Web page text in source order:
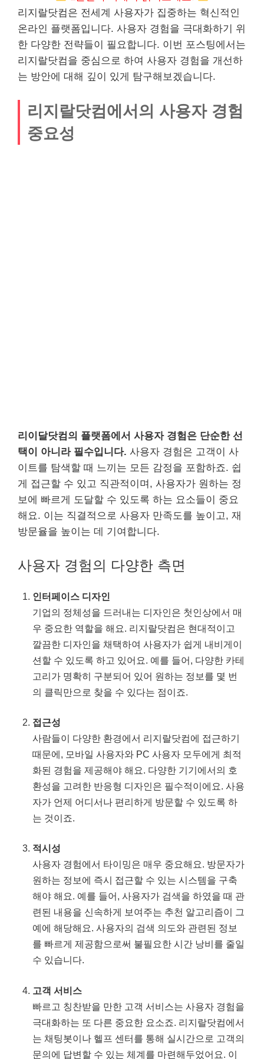
리지랄닷컴은 전세계 사용자가 집중하는 혁신적인
온라인 플랫폼입니다. 사용자 경험을 극대화하기 위
한 다양한 전략들이 필요합니다. 이번 포스팅에서는
리지랄닷컴을 중심으로 하여 사용자 경험을 개선하
는 방안에 대해 깊이 있게 탐구해보겠습니다.
리지랄닷컴에서의 사용자 경험
중요성
리이달닷컴의 플랫폼에서 사용자 경험은 단순한 선
택이 아니라 필수입니다. 사용자 경험은 고객이 사
이트를 탐색할 때 느끼는 모든 감정을 포함하죠. 쉽
게 접근할 수 있고 직관적이며, 사용자가 원하는 정
보에 빠르게 도달할 수 있도록 하는 요소들이 중요
해요. 이는 직결적으로 사용자 만족도를 높이고, 재
방문율을 높이는 데 기여합니다.
사용자 경험의 다양한 측면
인터페이스 디자인
기업의 정체성을 드러내는 디자인은 첫인상에서 매
우 중요한 역할을 해요. 리지랄닷컴은 현대적이고
깔끔한 디자인을 채택하여 사용자가 쉽게 내비게이
션할 수 있도록 하고 있어요. 예를 들어, 다양한 카테
고리가 명확히 구분되어 있어 원하는 정보를 몇 번
의 클릭만으로 찾을 수 있다는 점이죠.
접근성
사람들이 다양한 환경에서 리지랄닷컴에 접근하기
때문에, 모바일 사용자와 PC 사용자 모두에게 최적
화된 경험을 제공해야 해요. 다양한 기기에서의 호
환성을 고려한 반응형 디자인은 필수적이에요. 사용
자가 언제 어디서나 편리하게 방문할 수 있도록 하
는 것이죠.
적시성
사용자 경험에서 타이밍은 매우 중요해요. 방문자가
원하는 정보에 즉시 접근할 수 있는 시스템을 구축
해야 해요. 예를 들어, 사용자가 검색을 하였을 때 관
련된 내용을 신속하게 보여주는 추천 알고리즘이 그
예에 해당해요. 사용자의 검색 의도와 관련된 정보
를 빠르게 제공함으로써 불필요한 시간 낭비를 줄일
수 있습니다.
고객 서비스
빠르고 칭찬받을 만한 고객 서비스는 사용자 경험을
극대화하는 또 다른 중요한 요소죠. 리지랄닷컴에서
는 채팅봇이나 헬프 센터를 통해 실시간으로 고객의
문의에 답변할 수 있는 체계를 마련해두었어요. 이